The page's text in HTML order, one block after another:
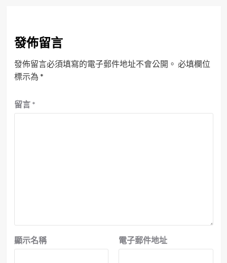
發佈留言
發佈留言必須填寫的電子郵件地址不會公開。 必填欄位
標示為 *
留言 *
顯示名稱 電子郵件地址